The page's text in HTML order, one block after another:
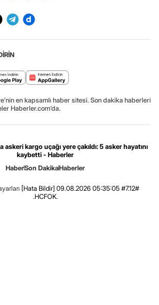
en kapsamlı haber sitesi. Son dakika haberleri
Haberler.com’da.
kargo uçağı yere çakıldı: 5 asker hayatını
kaybetti - Haberler
HaberSon DakikaHaberler
[Hata Bildir] 09.08.2026 05:35:05 #7.12#
.HCFOK.